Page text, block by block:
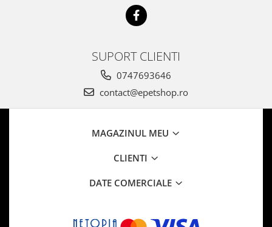
SUPORT CLIENTI
0747693646
contact@epetshop.ro
MAGAZINUL MEU
CLIENTI
DATE COMERCIALE